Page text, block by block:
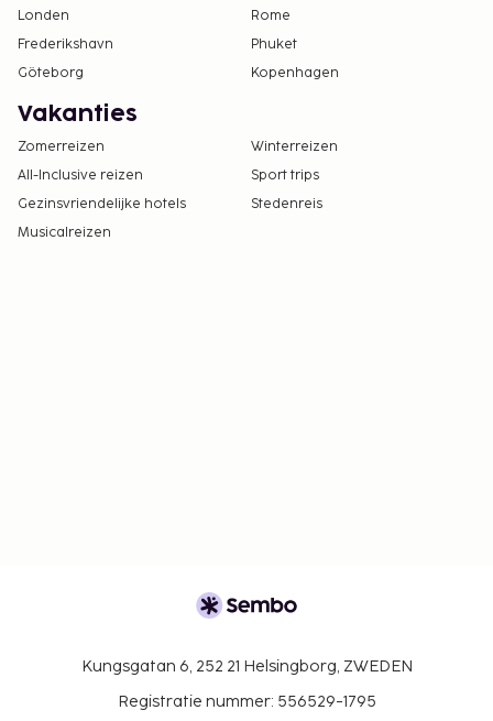
Londen
Rome
Frederikshavn
Phuket
Göteborg
Kopenhagen
Vakanties
Zomerreizen
Winterreizen
All-Inclusive reizen
Sport trips
Gezinsvriendelijke hotels
Stedenreis
Musicalreizen
Kungsgatan 6, 252 21 Helsingborg, ZWEDEN
Registratie nummer: 556529-1795